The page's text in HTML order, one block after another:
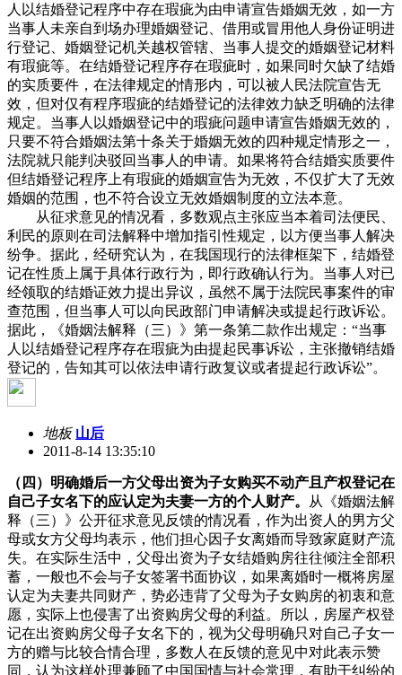
人以结婚登记程序中存在瑕疵为由申请宣告婚姻无效，如一方
当事人未亲自到场办理婚姻登记、借用或冒用他人身份证明进
行登记、婚姻登记机关越权管辖、当事人提交的婚姻登记材料
有瑕疵等。在结婚登记程序存在瑕疵时，如果同时欠缺了结婚
的实质要件，在法律规定的情形内，可以被人民法院宣告无
效，但对仅有程序瑕疵的结婚登记的法律效力缺乏明确的法律
规定。当事人以婚姻登记中的瑕疵问题申请宣告婚姻无效的，
只要不符合婚姻法第十条关于婚姻无效的四种规定情形之一，
法院就只能判决驳回当事人的申请。如果将符合结婚实质要件
但结婚登记程序上有瑕疵的婚姻宣告为无效，不仅扩大了无效
婚姻的范围，也不符合设立无效婚姻制度的立法本意。
从征求意见的情况看，多数观点主张应当本着司法便民、
利民的原则在司法解释中增加指引性规定，以方便当事人解决
纷争。据此，经研究认为，在我国现行的法律框架下，结婚登
记在性质上属于具体行政行为，即行政确认行为。当事人对已
经领取的结婚证效力提出异议，虽然不属于法院民事案件的审
查范围，但当事人可以向民政部门申请解决或提起行政诉讼。
据此，《婚姻法解释（三）》第一条第二款作出规定：“当事
人以结婚登记程序存在瑕疵为由提起民事诉讼，主张撤销结婚
登记的，告知其可以依法申请行政复议或者提起行政诉讼”。
地板 山后
2011-8-14 13:35:10
（四）明确婚后一方父母出资为子女购买不动产且产权登记在
自己子女名下的应认定为夫妻一方的个人财产。
从《婚姻法解
释（三）》公开征求意见反馈的情况看，作为出资人的男方父
母或女方父母均表示，他们担心因子女离婚而导致家庭财产流
失。在实际生活中，父母出资为子女结婚购房往往倾注全部积
蓄，一般也不会与子女签署书面协议，如果离婚时一概将房屋
认定为夫妻共同财产，势必违背了父母为子女购房的初衷和意
愿，实际上也侵害了出资购房父母的利益。所以，房屋产权登
记在出资购房父母子女名下的，视为父母明确只对自己子女一
方的赠与比较合情合理，多数人在反馈的意见中对此表示赞
同，认为这样处理兼顾了中国国情与社会常理，有助于纠纷的